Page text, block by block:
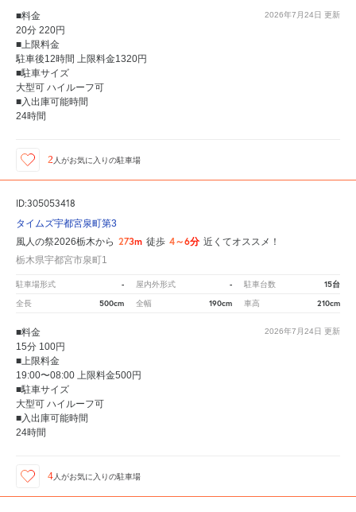
2026年7月24日 更新
■料金
20分 220円
■上限料金
駐車後12時間 上限料金1320円
■駐車サイズ
大型可 ハイルーフ可
■入出庫可能時間
24時間
2 人がお気に入りの駐車場
ID:305053418
タイムズ宇都宮泉町第3
風人の祭2026栃木から 273m 徒歩 4～6分 近くてオススメ！
栃木県宇都宮市泉町1
駐車場形式 - 屋内外形式 - 駐車台数 15台
全長 500cm 全幅 190cm 車高 210cm
2026年7月24日 更新
■料金
15分 100円
■上限料金
19:00〜08:00 上限料金500円
■駐車サイズ
大型可 ハイルーフ可
■入出庫可能時間
24時間
4 人がお気に入りの駐車場